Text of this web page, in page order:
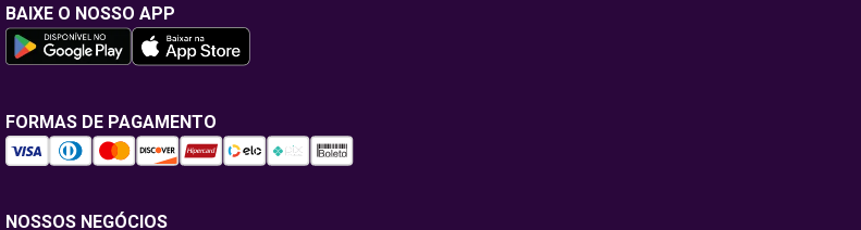
BAIXE O NOSSO APP
FORMAS DE PAGAMENTO
NOSSOS NEGÓCIOS